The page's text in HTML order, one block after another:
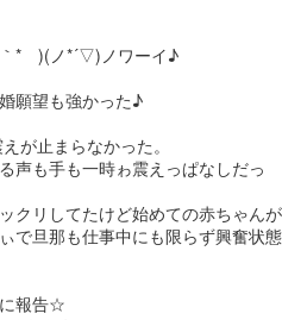
ゝ)(ノ*´▽)ノワーイ♪
願望も強かった♪
が止まらなかった。
声も手も一時ゎ震えっぱなしだっ
クリしてたけど始めての赤ちゃんが
で旦那も仕事中にも限らず興奮状態
報告☆